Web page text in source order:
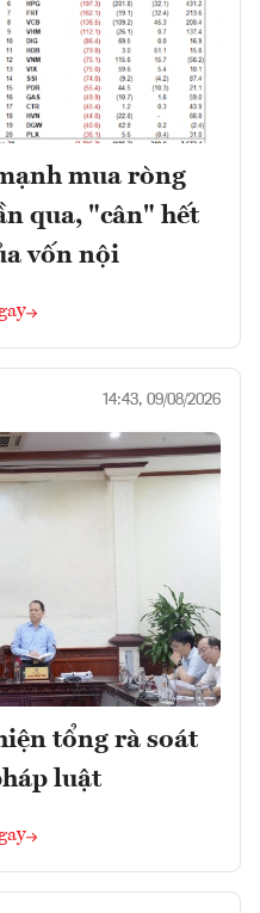
mua ròng
qua, "cân" hết
vốn nội
14:43, 09/08/2026
tổng rà soát
luật